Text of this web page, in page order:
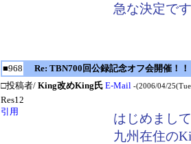
急な決定で
■968 Re: TBN700回公録記念オフ会開催！！
□投稿者/ King改めKing氏 E-Mail -(2006/04/
Res12
引用
はじめまし
九州在住の